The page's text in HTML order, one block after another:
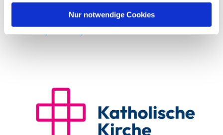
Nur notwendige Cookies
Ansprechpartner